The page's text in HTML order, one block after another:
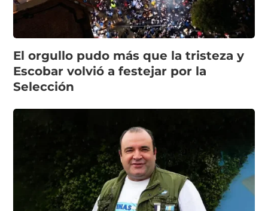
El orgullo pudo más que la tristeza y
Escobar volvió a festejar por la
Selección